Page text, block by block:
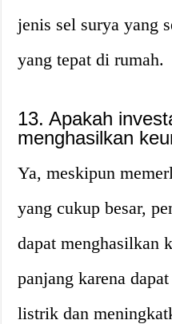
jenis sel surya yang
yang tepat di rumah.
13. Apakah
menghasilkan
Ya, meskipun
yang cukup besar,
dapat menghasilkan
panjang karena
listrik dan